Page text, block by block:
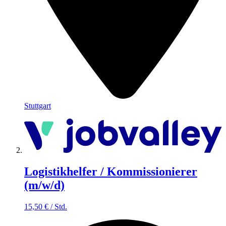
Stuttgart
Logistikhelfer / Kommissionierer
(m/w/d)
15,50 € / Std.